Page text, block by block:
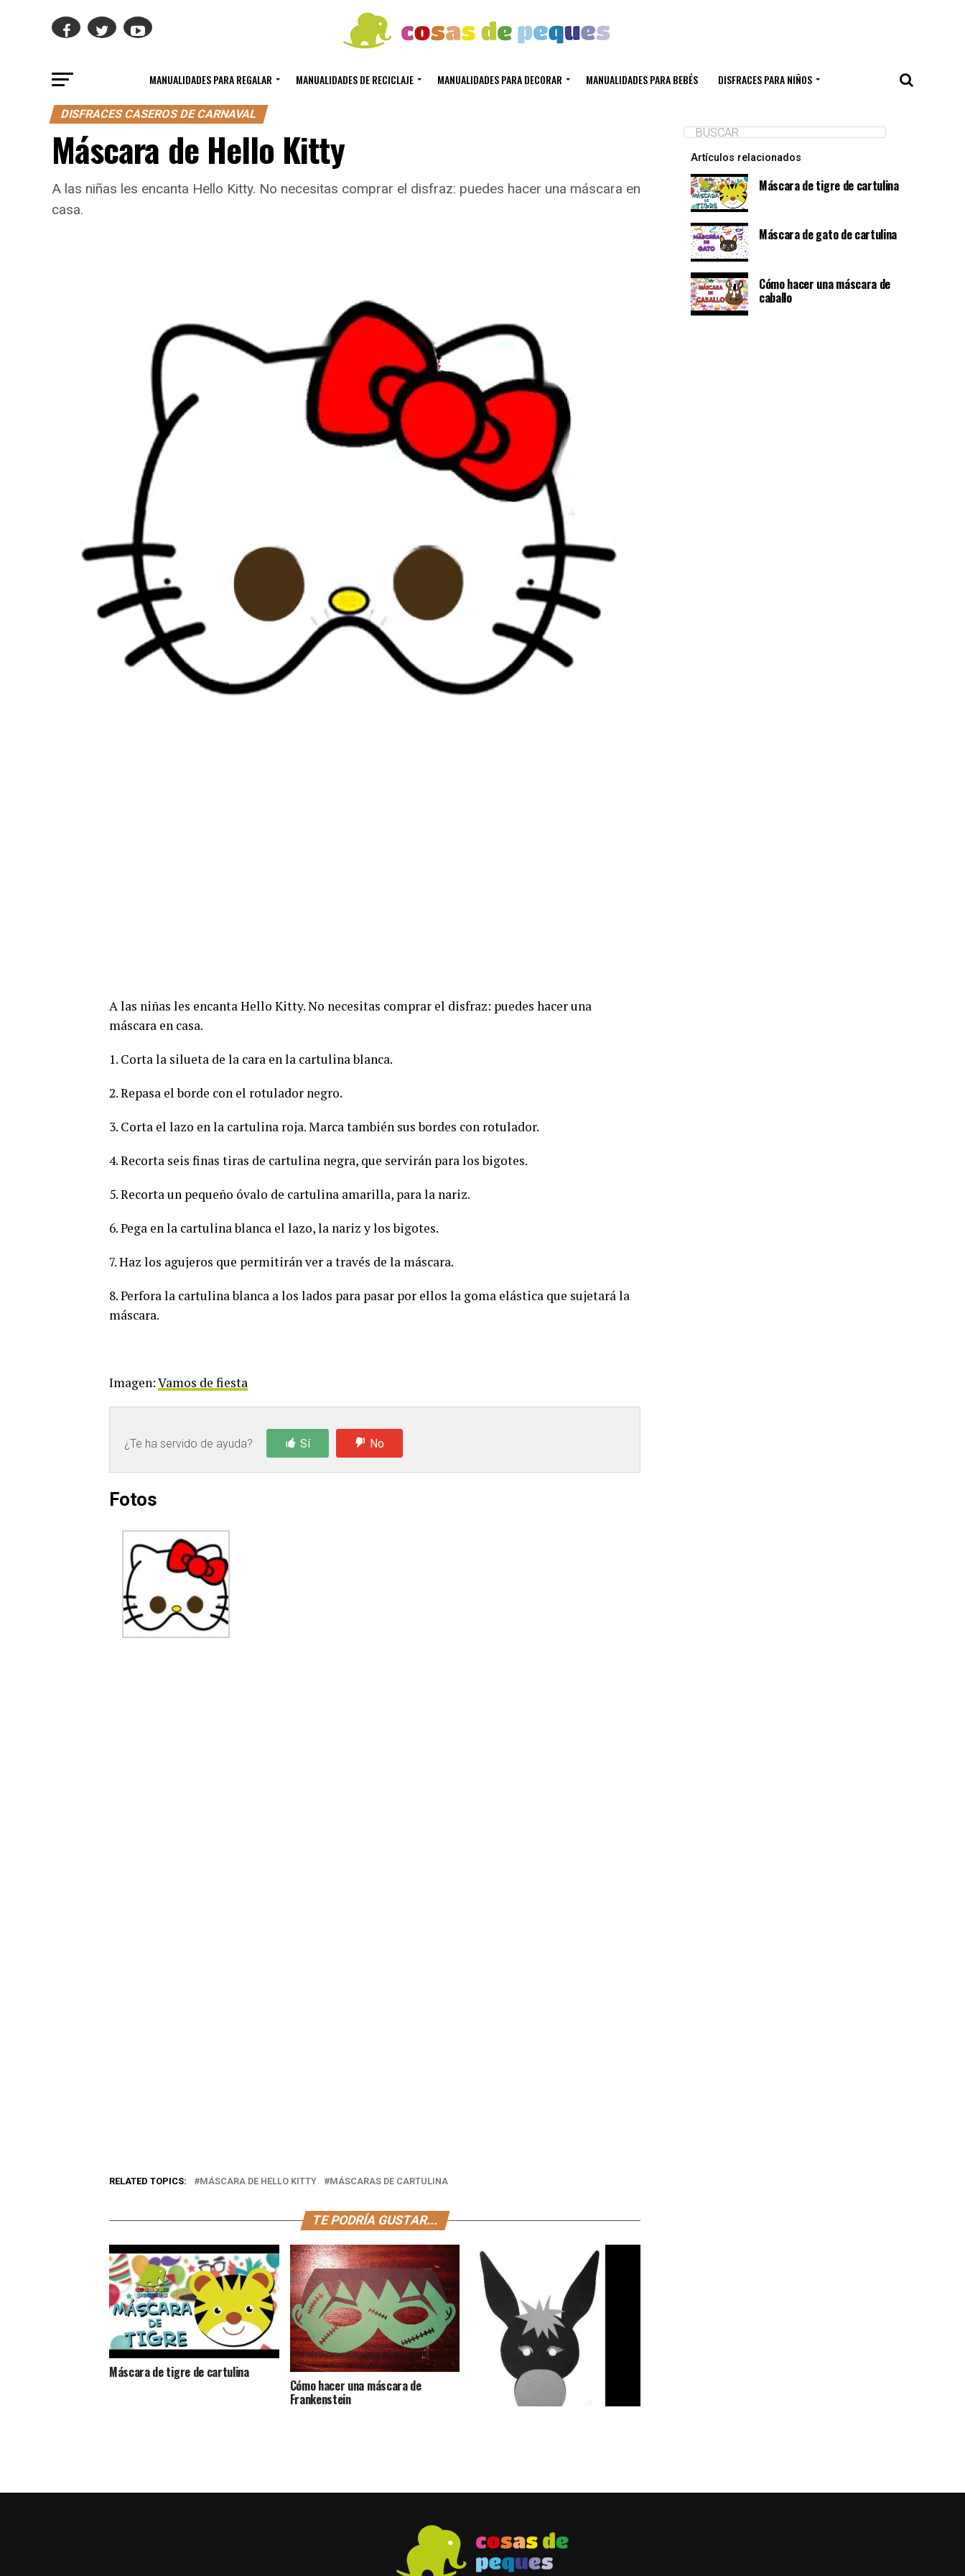
MANUALIDADES PARA REGALAR MANUALIDADES DE RECICLAJE MANUALIDADES PARA DECORAR MANUALIDADES PARA BEBÉS DISFRACES PARA NIÑOS
DISFRACES CASEROS DE CARNAVAL
Máscara de Hello Kitty
A las niñas les encanta Hello Kitty. No necesitas comprar el disfraz: puedes hacer una máscara en
casa.
A las niñas les encanta Hello Kitty. No necesitas comprar el disfraz: puedes hacer una
máscara en casa.
1. Corta la silueta de la cara en la cartulina blanca.
2. Repasa el borde con el rotulador negro.
3. Corta el lazo en la cartulina roja. Marca también sus bordes con rotulador.
4. Recorta seis finas tiras de cartulina negra, que servirán para los bigotes.
5. Recorta un pequeño óvalo de cartulina amarilla, para la nariz.
6. Pega en la cartulina blanca el lazo, la nariz y los bigotes.
7. Haz los agujeros que permitirán ver a través de la máscara.
8. Perfora la cartulina blanca a los lados para pasar por ellos la goma elástica que sujetará la
máscara.
Imagen:Vamos de fiesta
¿Te ha servido de ayuda? Sí No
Fotos
RELATED TOPICS: MÁSCARA DE HELLO KITTY MÁSCARAS DE CARTULINA
TE PODRÍA GUSTAR...
Máscara de tigre de cartulina
Cómo hacer una máscara de
Frankenstein
Artículos relacionados
Máscara de tigre de cartulina
Máscara de gato de cartulina
Cómo hacer una máscara de
caballo